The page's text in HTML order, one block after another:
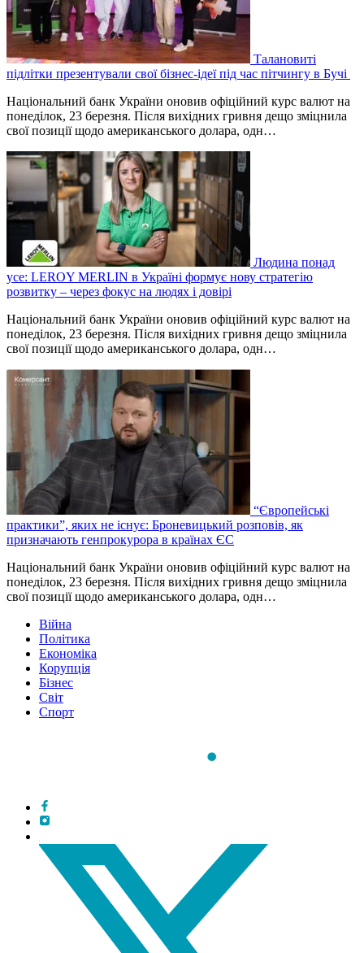
Талановиті
підлітки презентували свої бізнес-ідеї під час пітчингу в Бучі
Національний банк України оновив офіційний курс валют на
понеділок, 23 березня. Після вихідних гривня дещо зміцнила
свої позиції щодо американського долара, одн…
Людина понад
усе: LEROY MERLIN в Україні формує нову стратегію
розвитку – через фокус на людях і довірі
Національний банк України оновив офіційний курс валют на
понеділок, 23 березня. Після вихідних гривня дещо зміцнила
свої позиції щодо американського долара, одн…
“Європейські
практики”, яких не існує: Броневицький розповів, як
призначають генпрокурора в країнах ЄС
Національний банк України оновив офіційний курс валют на
понеділок, 23 березня. Після вихідних гривня дещо зміцнила
свої позиції щодо американського долара, одн…
Війна
Політика
Економіка
Корупція
Бізнес
Світ
Спорт